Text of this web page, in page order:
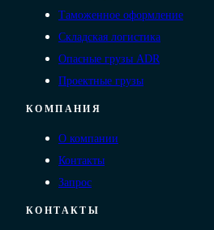
Таможенное оформление
Складская логистика
Опасные грузы ADR
Проектные грузы
КОМПАНИЯ
О компании
Контакты
Запрос
КОНТАКТЫ